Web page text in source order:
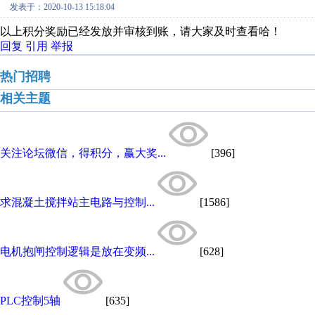
发表于：2020-10-13 15:18:04
以上积分奖励已经发放并审核到账，请大家及时查看哈！
回复 引用 举报
热门招聘
相关主题
关注论坛微信，得积分，赢大奖... [396]
求混凝土搅拌站主电路与控制... [1586]
电机抱闸控制逻辑是放在变频... [628]
PLC控制5轴 [635]